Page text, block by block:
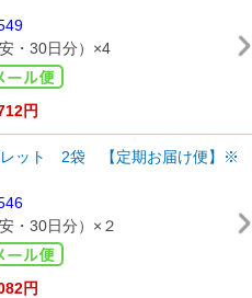
・30日分）×4
円
レット 2袋 【定期お届け便】※
・30日分）×２
円